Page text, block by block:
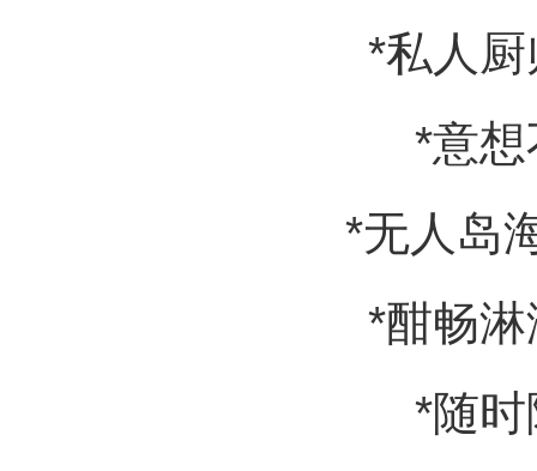
*私人
*意
*无人岛
*酣畅
*随